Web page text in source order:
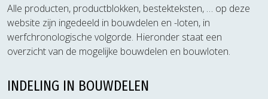
Alle producten, productblokken, bestekteksten, … op deze
website zijn ingedeeld in bouwdelen en -loten, in
werfchronologische volgorde. Hieronder staat een
overzicht van de mogelijke bouwdelen en bouwloten.
INDELING IN BOUWDELEN